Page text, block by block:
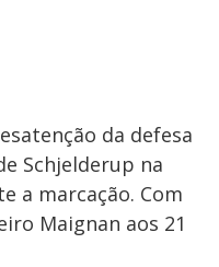
da defesa
Schjelderup na
a marcação. Com
Maignan aos 21